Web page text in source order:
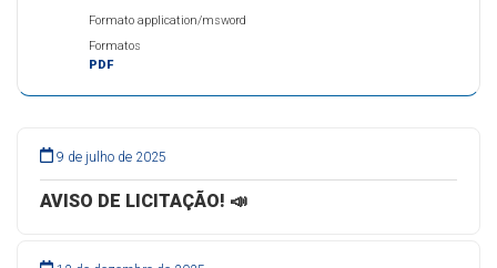
Formato application/msword
Formatos
PDF
9 de julho de 2025
AVISO DE LICITAÇÃO! 📣